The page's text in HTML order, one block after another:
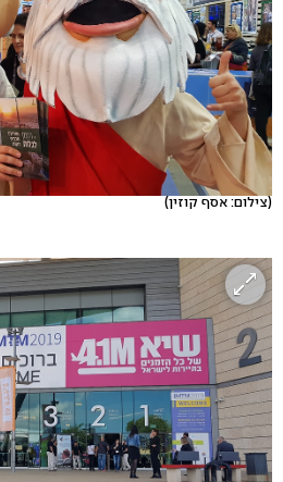
(צילום: אסף קוזין)